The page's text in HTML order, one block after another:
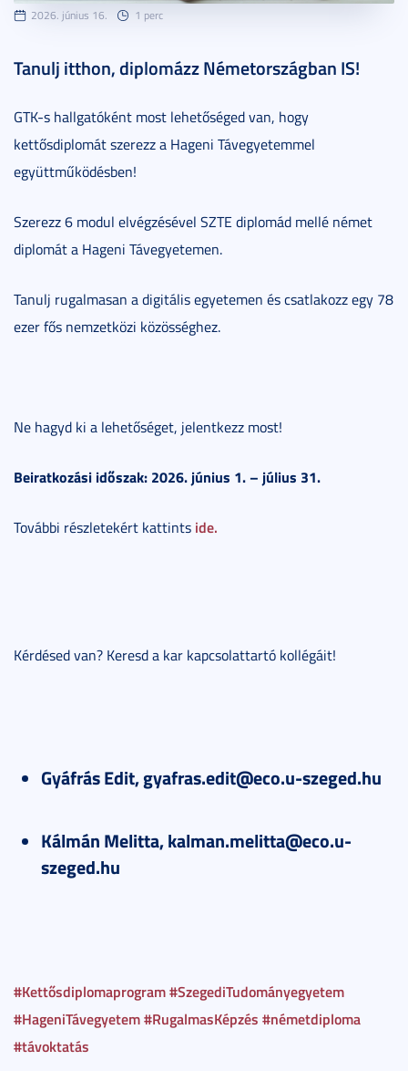
2026. június 16. 1 perc
Tanulj itthon, diplomázz Németországban IS!
GTK-s hallgatóként most lehetőséged van, hogy
kettősdiplomát szerezz a Hageni Távegyetemmel
együttműködésben!
Szerezz 6 modul elvégzésével SZTE diplomád mellé német
diplomát a Hageni Távegyetemen.
Tanulj rugalmasan a digitális egyetemen és csatlakozz egy 78
ezer fős nemzetközi közösséghez.
Ne hagyd ki a lehetőséget, jelentkezz most!
Beiratkozási időszak: 2026. június 1. – július 31.
További részletekért kattints ide.
Kérdésed van? Keresd a kar kapcsolattartó kollégáit!
Gyáfrás Edit, gyafras.edit@eco.u-szeged.hu
Kálmán Melitta, kalman.melitta@eco.u-
szeged.hu
#Kettősdiplomaprogram#SzegediTudományegyetem
#HageniTávegyetem#RugalmasKépzés #németdiploma
#távoktatás